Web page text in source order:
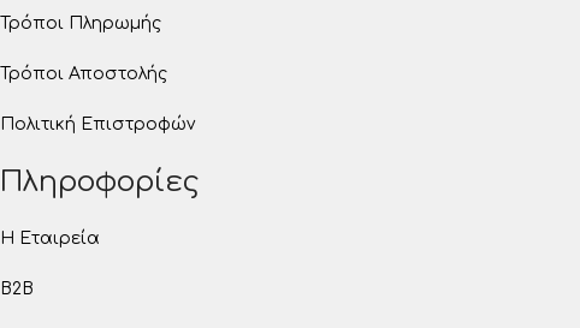
Τρόποι Πληρωμής
Τρόποι Αποστολής
Πολιτική Επιστροφών
Πληροφορίες
Η Εταιρεία
B2B